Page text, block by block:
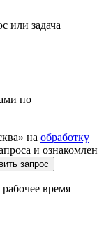
или задача
по
на обработку
и ознакомлен
запрос
время